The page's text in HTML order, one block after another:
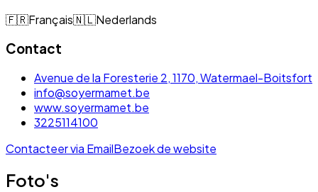
🇫🇷Français🇳🇱Nederlands
Contact
Avenue de la Foresterie 2, 1170, Watermael-Boitsfort
info@soyermamet.be
www.soyermamet.be
3225114100
Contacteer via EmailBezoek de website
Foto's